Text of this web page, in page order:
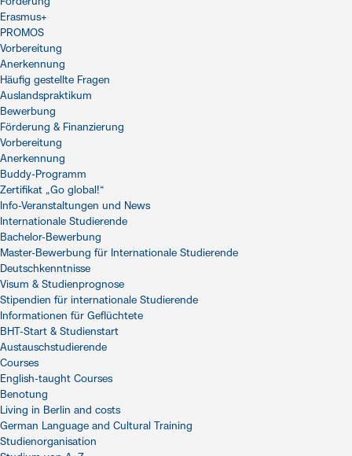
Erasmus+
PROMOS
Vorbereitung
Anerkennung
Häufig gestellte Fragen
Auslandspraktikum
Bewerbung
Förderung & Finanzierung
Vorbereitung
Anerkennung
Buddy-Programm
Zertifikat „Go global!“
Info-Veranstaltungen und News
Internationale Studierende
Bachelor-Bewerbung
Master-Bewerbung für Internationale Studierende
Deutschkenntnisse
Visum & Studienprognose
Stipendien für internationale Studierende
Informationen für Geflüchtete
BHT-Start & Studienstart
Austauschstudierende
Courses
English-taught Courses
Benotung
Living in Berlin and costs
German Language and Cultural Training
Studienorganisation